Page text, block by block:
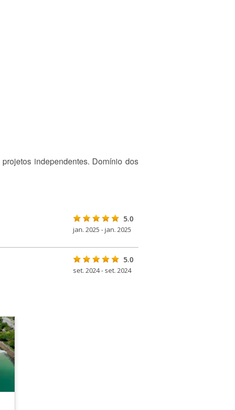
independentes. Domínio dos
5.0
jan. 2025 - jan. 2025
5.0
set. 2024 - set. 2024